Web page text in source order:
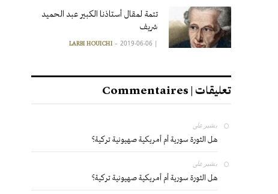
تتمة لمقال أستاذنا الكبير عبد الحميد
شريف
|
LARBI HOUICHI 2019-06-06
تعليقات | Commentaires
بشير على
هل الثورة سورية أم أمريكية صهيونية تركية؟
بشير على
هل الثورة سورية أم أمريكية صهيونية تركية؟